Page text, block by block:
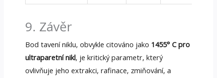
9. Závěr
Bod tavení niklu, obvykle citováno jako 1455° C pro
ultraparetní nikl, je kritický parametr, který
ovlivňuje jeho extrakci, rafinace, zmiňování, a